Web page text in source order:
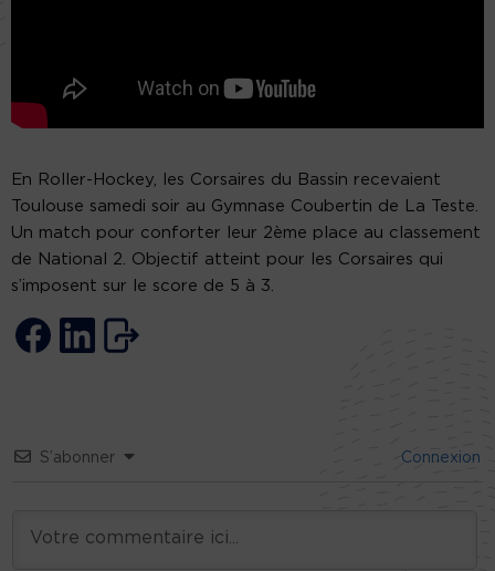
En Roller-Hockey, les Corsaires du Bassin recevaient
Toulouse samedi soir au Gymnase Coubertin de La Teste.
Un match pour conforter leur 2ème place au classement
de National 2. Objectif atteint pour les Corsaires qui
s’imposent sur le score de 5 à 3.
S’abonner Connexion